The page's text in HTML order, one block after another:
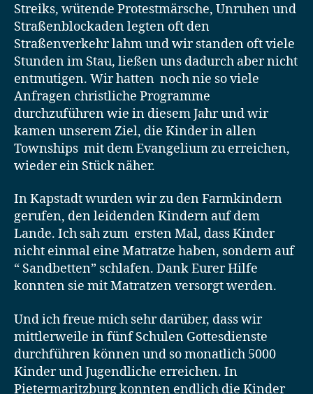
Streiks, wütende Protestmärsche, Unruhen und
Straßenblockaden legten oft den
Straßenverkehr lahm und wir standen oft viele
Stunden im Stau, ließen uns dadurch aber nicht
entmutigen. Wir hatten noch nie so viele
Anfragen christliche Programme
durchzuführen wie in diesem Jahr und wir
kamen unserem Ziel, die Kinder in allen
Townships mit dem Evangelium zu erreichen,
wieder ein Stück näher.
In Kapstadt wurden wir zu den Farmkindern
gerufen, den leidenden Kindern auf dem
Lande. Ich sah zum ersten Mal, dass Kinder
nicht einmal eine Matratze haben, sondern auf
“ Sandbetten” schlafen. Dank Eurer Hilfe
konnten sie mit Matratzen versorgt werden.
Und ich freue mich sehr darüber, dass wir
mittlerweile in fünf Schulen Gottesdienste
durchführen können und so monatlich 5000
Kinder und Jugendliche erreichen. In
Pietermaritzburg konnten endlich die Kinder